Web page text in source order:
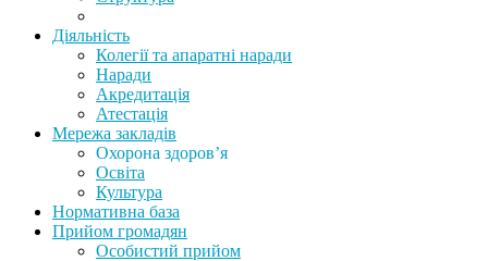
Діяльність
Колегії та апаратні наради
Наради
Акредитація
Атестація
Мережа закладів
Охорона здоров’я
Освіта
Культура
Нормативна база
Прийом громадян
Особистий прийом